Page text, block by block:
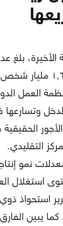
وتسارعها
التقليدي.
نمو
استغلال
استحواذ
يبين